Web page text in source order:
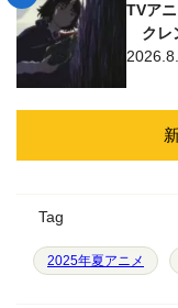
TVア
クレ
Tag
2025年夏アニメ